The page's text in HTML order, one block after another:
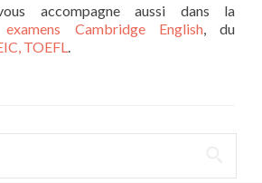
accompagne aussi dans la
Cambridge English, du
TOEFL.